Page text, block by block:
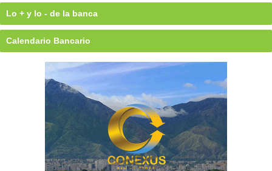
Lo + y lo - de la banca
Calendario Bancario